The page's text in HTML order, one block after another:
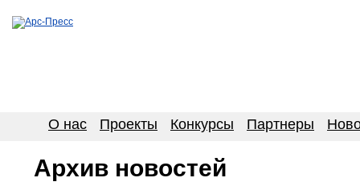
О нас Проекты Конкурсы Партнеры
Архив новостей